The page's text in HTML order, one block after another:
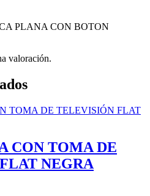
PLANA CON BOTON
valoración.
CON TOMA DE
NEGRA